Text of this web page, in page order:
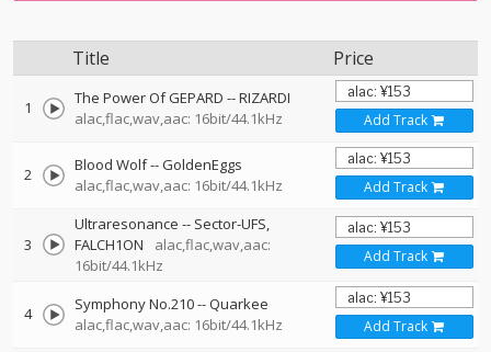
Title Price
1 The Power Of GEPARD --RIZARDI
alac,flac,wav,aac: 16bit/44.1kHz
Add Track
2 Blood Wolf--GoldenEggs
alac,flac,wav,aac: 16bit/44.1kHz
Add Track
3
Ultraresonance -- Sector-UFS
FALCH1ON
alac,flac,wav,aac:
16bit/44.1kHz
Add Track
4 Symphony No.210--Quarkee
alac,flac,wav,aac: 16bit/44.1kHz
Add Track